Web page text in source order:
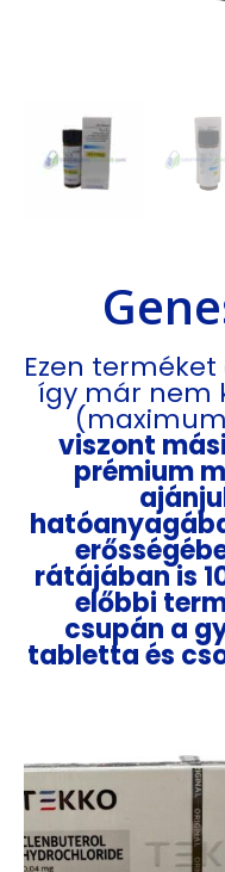
Ezen
így már nem
viszont
prémium
rátájában is
előbbi
csupán a
tabletta és